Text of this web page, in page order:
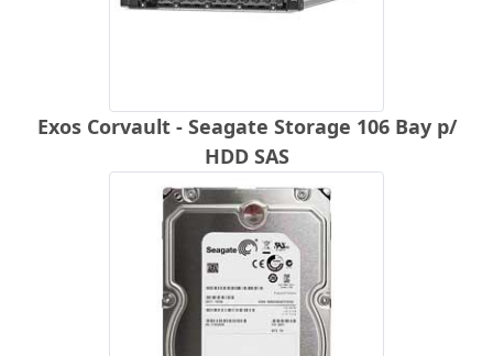
Exos Corvault - Seagate Storage 106 Bay p/
HDD SAS